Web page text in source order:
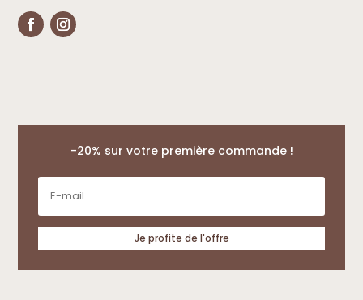
-20% sur votre première commande !
Je profite de l'offre